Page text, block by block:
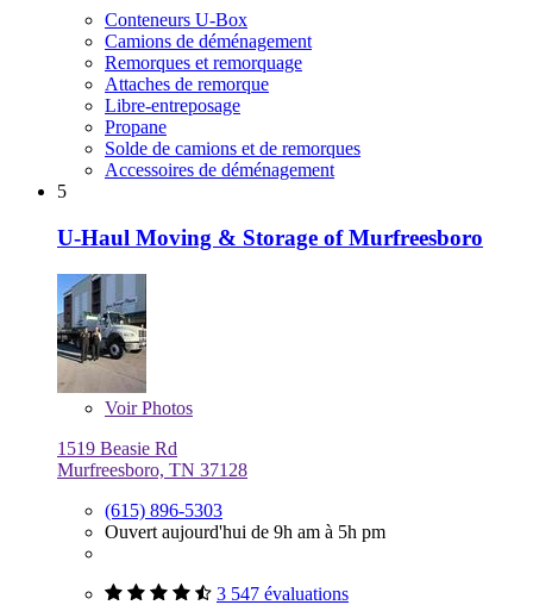
Conteneurs U-Box
Camions de déménagement
Remorques et remorquage
Attaches de remorque
Libre-entreposage
Propane
Solde de camions et de remorques
Accessoires de déménagement
5
U-Haul Moving & Storage of Murfreesboro
VoirPhotos
1519 Beasie Rd
Murfreesboro, TN 37128
(615) 896-5303
Ouvert aujourd'hui de 9h am à 5h pm
3 547 évaluations